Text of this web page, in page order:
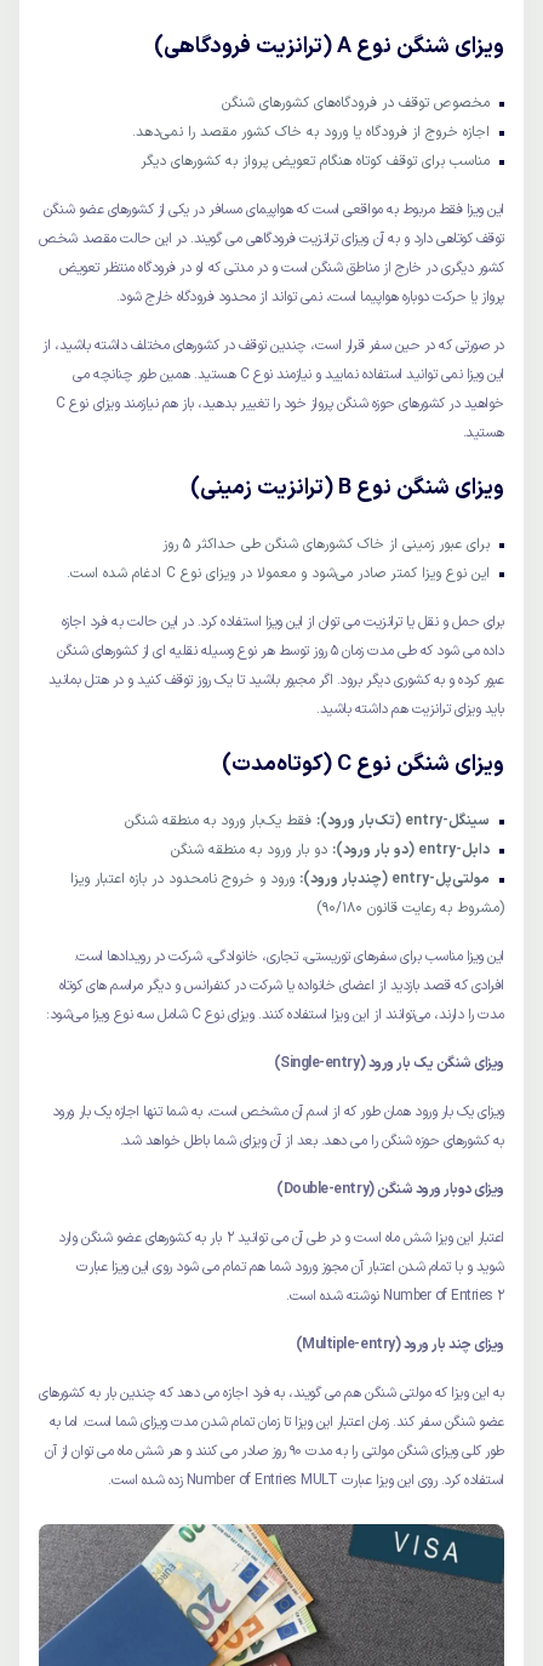
ویزای شنگن نوع A (ترانزیت فرودگاهی)
مخصوص توقف در فرودگاه‌های کشورهای شنگن
اجازه خروج از فرودگاه یا ورود به خاک کشور مقصد را نمی‌دهد.
مناسب برای توقف کوتاه هنگام تعویض پرواز به کشورهای دیگر
این ویزا فقط مربوط به مواقعی است که هواپیمای مسافر در یکی از کشورهای عضو شنگن
توقف کوتاهی دارد و به آن ویزای ترانزیت فرودگاهی می گویند. در این حالت مقصد شخص
کشور دیگری در خارج از مناطق شنگن است و در مدتی که او در فرودگاه منتظر تعویض
پرواز یا حرکت دوباره هواپیما است، نمی تواند از محدود فرودگاه خارج شود.
در صورتی که در حین سفر قرار است، چندین توقف در کشورهای مختلف داشته باشید، از
این ویزا نمی توانید استفاده نمایید و نیازمند نوع C هستید. همین طور چنانچه می
خواهید در کشورهای حوزه شنگن پرواز خود را تغییر بدهید، باز هم نیازمند ویزای نوع C
هستید.
ویزای شنگن نوع B (ترانزیت زمینی)
برای عبور زمینی از خاک کشورهای شنگن طی حداکثر ۵ روز
این نوع ویزا کمتر صادر می‌شود و معمولا در ویزای نوع C ادغام شده است.
برای حمل و نقل یا ترانزیت می توان از این ویزا استفاده کرد. در این حالت به فرد اجازه
داده می شود که طی مدت زمان 5 روز توسط هر نوع وسیله نقلیه ای از کشورهای شنگن
عبور کرده و به کشوری دیگر برود. اگر مجبور باشید تا یک روز توقف کنید و در هتل بمانید
باید ویزای ترانزیت هم داشته باشید.
ویزای شنگن نوع C (کوتاه‌مدت)
سینگل-entry (تک‌بار ورود):
فقط یک‌بار ورود به منطقه شنگن
دابل-entry (دو بار ورود):
دو بار ورود به منطقه شنگن
مولتی‌پل-entry (چندبار ورود):
ورود و خروج نامحدود در بازه اعتبار ویزا
(مشروط به رعایت قانون ۹۰/۱۸۰)
این ویزا مناسب برای سفرهای توریستی، تجاری، خانوادگی، شرکت در رویدادها است.
افرادی که قصد بازدید از اعضای خانواده یا شرکت در کنفرانس و دیگر مراسم های کوتاه
مدت را دارند، می‌توانند از این ویزا استفاده کنند. ویزای نوع C شامل سه نوع ویزا می‌شود:
ویزای شنگن یک بار ورود (Single-entry)
ویزای یک بار ورود همان طور که از اسم آن مشخص است، به شما تنها اجازه یک بار ورود
به کشورهای حوزه شنگن را می دهد. بعد از آن ویزای شما باطل خواهد شد.
ویزای دوبار ورود شنگن (Double-entry)
اعتبار این ویزا شش ماه است و در طی آن می توانید 2 بار به کشورهای عضو شنگن وارد
شوید و با تمام شدن اعتبار آن مجوز ورود شما هم تمام می شود روی این ویزا عبارت
Number of Entries 2 نوشته شده است.
ویزای چند بار ورود (Multiple-entry)
به این ویزا که مولتی شنگن هم می گویند، به فرد اجازه می دهد که چندین بار به کشورهای
عضو شنگن سفر کند. زمان اعتبار این ویزا تا زمان تمام شدن مدت ویزای شما است. اما به
طور کلی ویزای شنگن مولتی را به مدت 90 روز صادر می کنند و هر شش ماه می توان از آن
استفاده کرد. روی این ویزا عبارت Number of Entries MULT زده شده است.